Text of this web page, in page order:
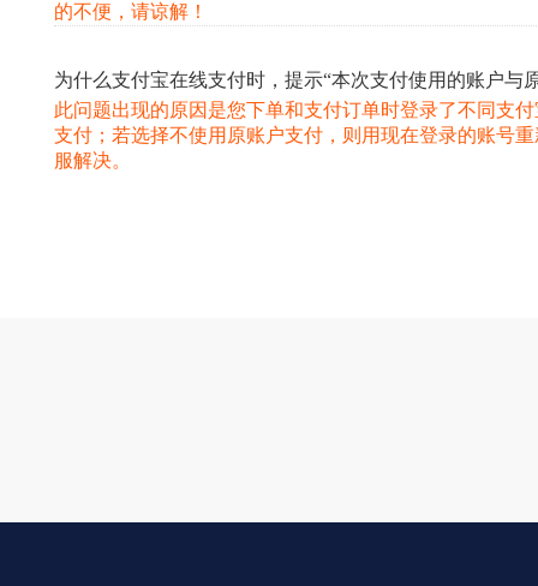
的不便，请谅解！
为什么支付宝在线支付时，提示“本次支付使用的账户
此问题出现的原因是您下单和支付订单时登录了不同支
支付；若选择不使用原账户支付，则用现在登录的账号
服解决。